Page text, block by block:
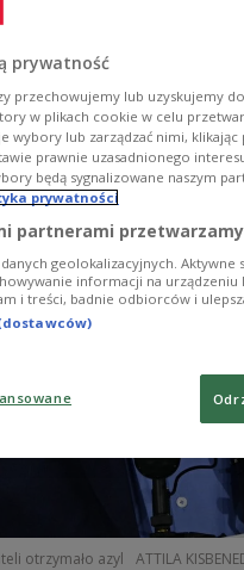
hatte. Die
darunter
otrzymało azyl ATTILA
prywatność
przechowujemy lub uzyskujemy
w plikach cookie w celu
wybory lub zarządzać nimi,
prawnie uzasadnionego
będą sygnalizowane naszym
prywatności
partnerami
danych geolokalizacyjnych.
informacji na
i treści, badnie odbiorców i